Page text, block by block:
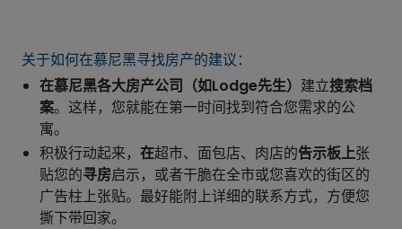
关于如何在慕尼黑寻找房产的建议：
在慕尼黑各大房产公司（如Lodge先生） 建立搜索档
案。这样，您就能在第一时间找到符合您需求的公
寓。
积极行动起来， 在超市、面包店、肉店的告示板上张
贴您的寻房启示，或者干脆在全市或您喜欢的街区的
广告柱上张贴。最好能附上详细的联系方式，方便您
撕下带回家。